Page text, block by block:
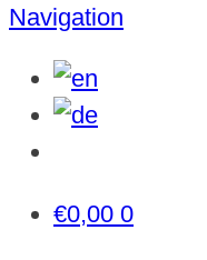
nach:
Navigation
€0,00 0